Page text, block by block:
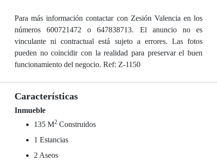
Para más información contactar con Zesión Valencia en los
números 600721472 o 647838713. El anuncio no es
vinculante ni contractual está sujeto a errores. Las fotos
pueden no coincidir con la realidad para preservar el buen
funcionamiento del negocio. Ref: Z-1150
Características
Inmueble
135 M2 Construidos
1 Estancias
2 Aseos